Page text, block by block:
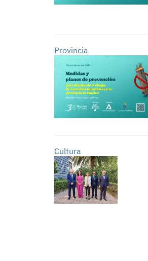
Provincia
Cultura